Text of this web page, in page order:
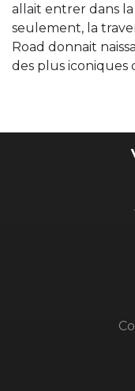
allait entrer dans
seulement, la
Road donnait
des plus iconiques